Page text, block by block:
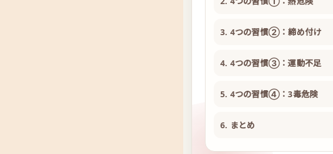
3. 4つの習慣②：締め付け
4. 4つの習慣③：運動不足
5. 4つの習慣④：3毒危険
6. まとめ